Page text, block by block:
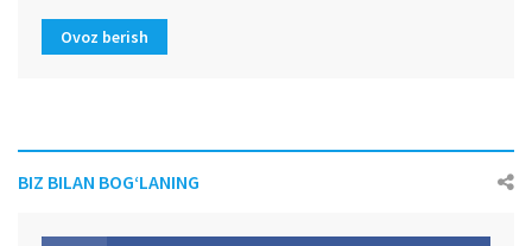
Ovoz berish
BIZ BILAN BOG‘LANING